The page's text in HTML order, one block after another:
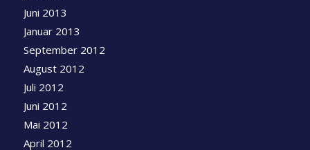
Juni 2013
Januar 2013
September 2012
August 2012
Juli 2012
Juni 2012
Mai 2012
April 2012